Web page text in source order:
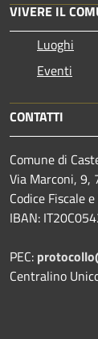
VIVERE IL
Luoghi
Eventi
CONTATTI
Comune di
Via Marconi, 9,
Codice Fiscale
IBAN:
PEC:
Centralino